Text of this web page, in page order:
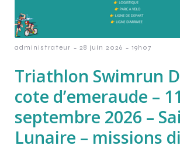
administrateur - 28 juin 2026 - 19h07
Triathlon Swimrun
cote d’emeraude –
septembre 2026 –
Lunaire – missions